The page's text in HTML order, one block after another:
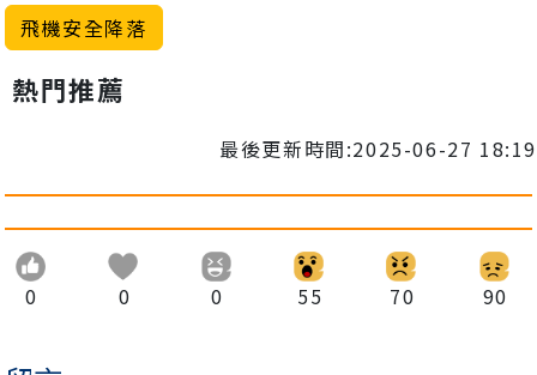
飛機安全降落
熱門推薦
最後更新時間:2025-06-27 18:19
0 0 0 55 70 90